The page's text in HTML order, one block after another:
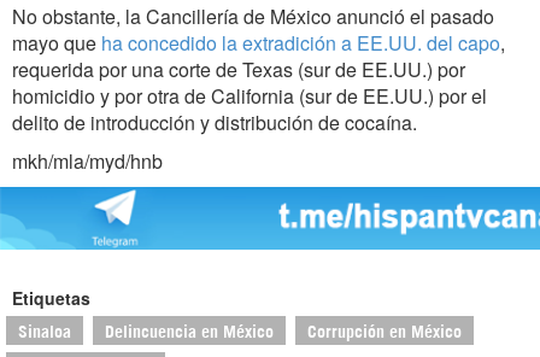
No obstante, la Cancillería de México anunció el pasado
mayo que ha concedido la extradición a EE.UU. del capo,
requerida por una corte de Texas (sur de EE.UU.) por
homicidio y por otra de California (sur de EE.UU.) por el
delito de introducción y distribución de cocaína.
mkh/mla/myd/hnb
Etiquetas
Sinaloa Delincuencia en México Corrupción en México